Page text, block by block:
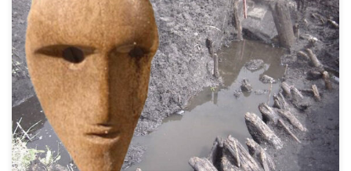
Паселішчы Крывінскага тарфяніку – група археалагічных
помнікаў ля в. Асавец (Бешаковіцкі р-н) і Галоўск
(Сенненскі р-н) на тарфяннікавым пабярэжжы р. Крывінка
(54°54’58” N, 29°32’40” E). Адносяцца да эпохі неаліту і
бронзавага веку (4-е – сяр. 2-га тыс. да н.э.). Частка
матэрыялаў адносяцца да паўночнабеларускай культуры.
На сённяшні дзень у мікрарэгіёне […]